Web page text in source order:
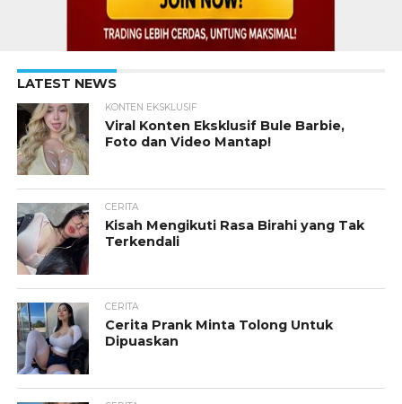
LATEST NEWS
KONTEN EKSKLUSIF
Viral Konten Eksklusif Bule Barbie,
Foto dan Video Mantap!
CERITA
Kisah Mengikuti Rasa Birahi yang Tak
Terkendali
CERITA
Cerita Prank Minta Tolong Untuk
Dipuaskan